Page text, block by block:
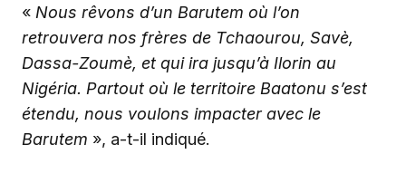
« Nous rêvons d’un Barutem où l’on
retrouvera nos frères de Tchaourou, Savè,
Dassa-Zoumè, et qui ira jusqu’à Ilorin au
Nigéria. Partout où le territoire Baatonu s’est
étendu, nous voulons impacter avec le
Barutem », a-t-il indiqué.